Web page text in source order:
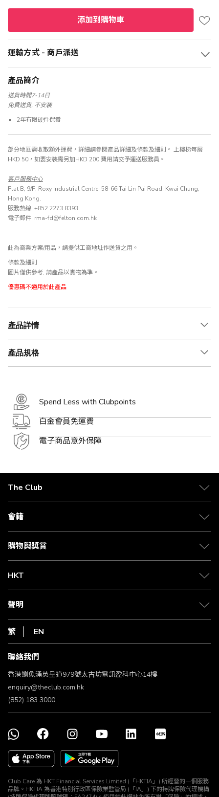
添加到購物車
運輸方式 - 商戶派送
產品簡介
送貨時間7-14日
免費送貨, 不安装
2年有限硬件保養
部分地區需收取額外運費，詳細請參閱產品詳細及條款及細則 。 上樓梯每層
HKD 50，如要安裝需另加HKD 200 費用請交予運送服務員。
客戶服務中心
Flat B, 9/F, Roxy Industrial Centre, 58-66 Tai Lin Pai Road, Kwai Chung,
Hong Kong.
服務熱線: +852 2273 8393
電子郵件: rma-fd@felton.com.hk
此為商業方案/用品，請提供工商地址作送貨之用。
條款及細則
圖片僅供參考, 請產品以實物為準。
優惠碼不適用於此產品
產品詳情
產品規格
Spend Less with Clubpoints
白金會員免運費
電子商品意外保障
The Club
關於 The Club
合作夥伴
媒體中心
會籍
會籍及專屬禮遇
賺取積分
購物與獎賞
物流與配送
Club Shopping 商品領取站
常見問題
HKT
csl.
1010
HKT
聲明
私隱聲明
使用條款
條款及細則
不歧視及不騷擾聲明
認可牌照及通告
繁 EN
聯絡我們
香港鰂魚涌英皇道979號太古坊電訊盈科中心14樓
enquiry@theclub.com.hk
(852) 183 3000
Club Care 為 HKT Financial Services Limited (「HKTIA」) 所經營的一個服務
品牌。HKTIA 為香港特別行政區保險業監管局 (「IA」) 下的持牌保險代理機構